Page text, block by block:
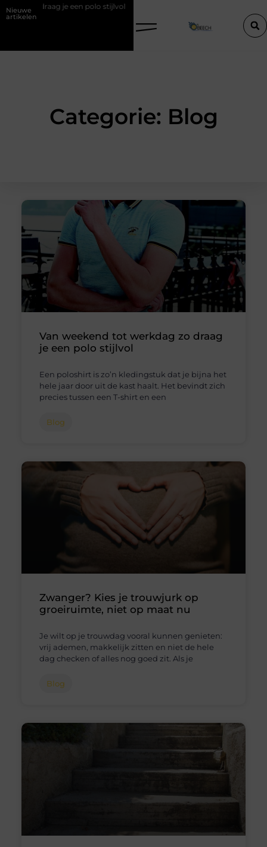
Nieuwe
artikelen
draag je een polo stijlvol Een vastgoedcoach als start van een
Categorie: Blog
Van weekend tot werkdag zo draag
je een polo stijlvol
Een poloshirt is zo’n kledingstuk dat je bijna het
hele jaar door uit de kast haalt. Het bevindt zich
precies tussen een T-shirt en een
Blog
Zwanger? Kies je trouwjurk op
groeiruimte, niet op maat nu
Je wilt op je trouwdag vooral kunnen genieten:
vrij ademen, makkelijk zitten en niet de hele
dag checken of alles nog goed zit. Als je
Blog